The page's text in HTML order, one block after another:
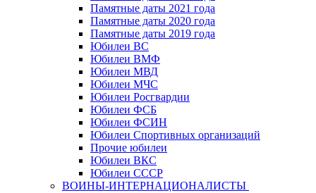
Памятные даты 2021 года
Памятные даты 2020 года
Памятные даты 2019 года
Юбилеи ВС
Юбилеи ВМФ
Юбилеи МВД
Юбилеи МЧС
Юбилеи Росгвардии
Юбилеи ФСБ
Юбилеи ФСИН
Юбилеи Спортивных организаций
Прочие юбилеи
Юбилеи ВКС
Юбилеи СССР
ВОИНЫ-ИНТЕРНАЦИОНАЛИСТЫ